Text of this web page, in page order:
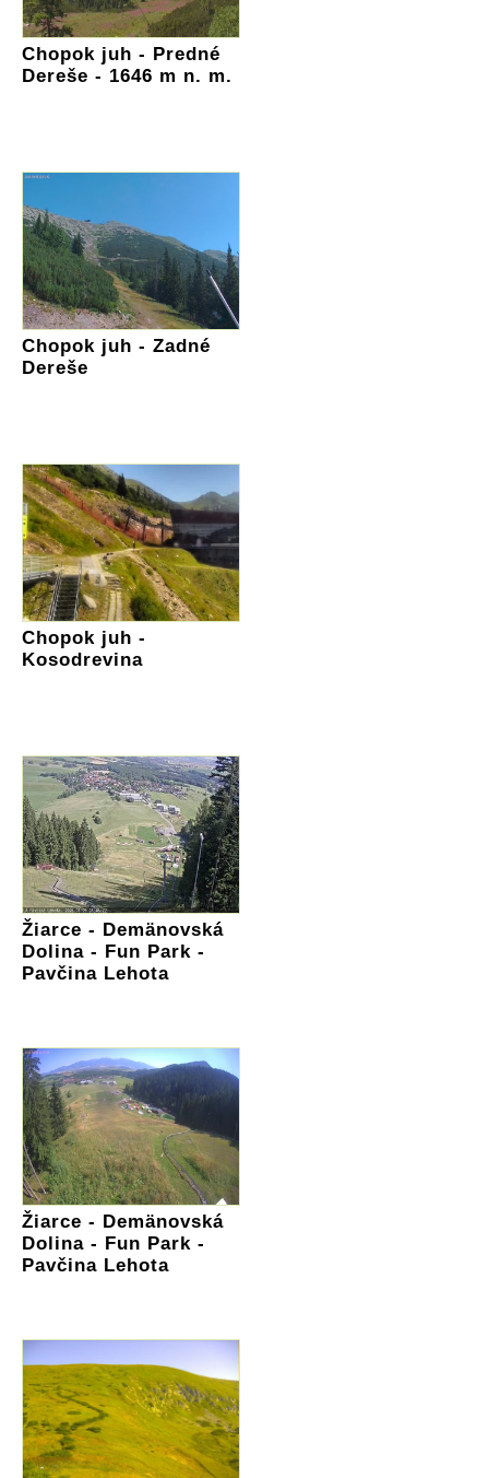
Chopok juh - Predné
Dereše - 1646 m n. m.
Chopok juh - Zadné
Dereše
Chopok juh -
Kosodrevina
Žiarce - Demänovská
Dolina - Fun Park -
Pavčina Lehota
Žiarce - Demänovská
Dolina - Fun Park -
Pavčina Lehota